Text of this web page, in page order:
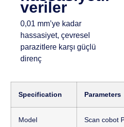
veriler
0,01 mm’ye kadar
hassasiyet, çevresel
parazitlere karşı güçlü
direnç
Specification Parameters
Model Scan cobot